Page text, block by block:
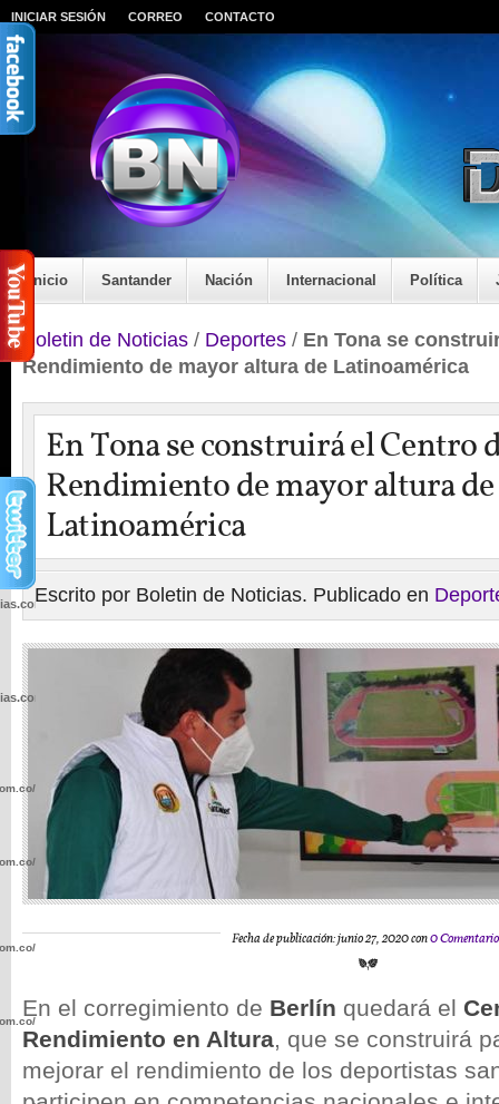
INICIAR SESIÓN CORREO CONTACTO
Inicio Santander Nación Internacional Política
Boletin de Noticias / Deportes / En Tona se
Rendimiento de mayor altura de Latinoamérica
En Tona se construirá el Centro
Rendimiento de mayor altura de
Latinoamérica
Escrito por Boletin de Noticias. Publicado en
Fecha de publicación: junio 27, 2020 con0
En el corregimiento de Berlín quedará el
Rendimiento en Altura, que se construirá
mejorar el rendimiento de los deportistas
wp-
wp-
wp-
wp-
wp-
wp-